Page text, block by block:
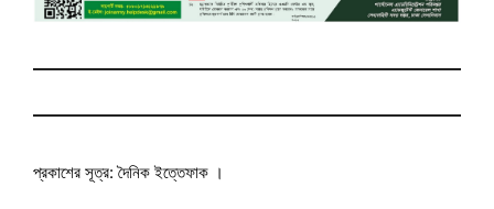
প্রকাশের সূত্র: দৈনিক ইত্তেফাক ।